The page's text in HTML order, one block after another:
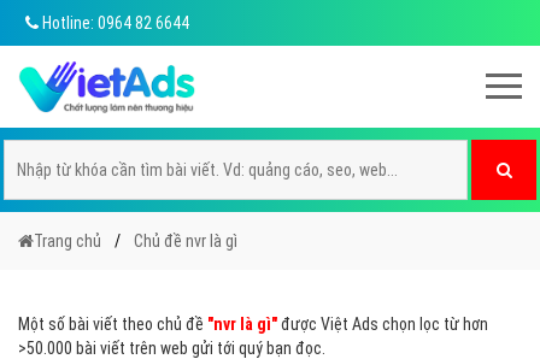
Hotline: 0964 82 6644
Trang chủ Chủ đề nvr là gì
Một số bài viết theo chủ đề "nvr là gì"được Việt Ads chọn lọc từ hơn
>50.000 bài viết trên web gửi tới quý bạn đọc.